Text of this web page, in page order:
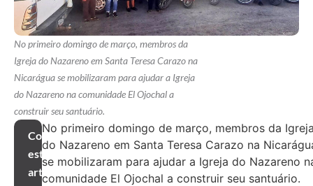
No primeiro domingo de março, membros da
Igreja do Nazareno em Santa Teresa Carazo na
Nicarágua se mobilizaram para ajudar a Igreja
do Nazareno na comunidade El Ojochal a
construir seu santuário.
Compartilhar
este
artigo
No primeiro domingo de março, membros da
do Nazareno em Santa Teresa Carazo na
se mobilizaram para ajudar a Igreja do Nazareno
comunidade El Ojochal a construir seu santuário.